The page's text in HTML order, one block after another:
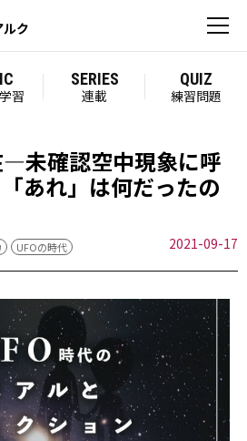
ク
習
SERIES
連載
QUIZ
練習問題
未確認空中現象に呼
あれ」は何だったの
UFOの時代 2021-09-17